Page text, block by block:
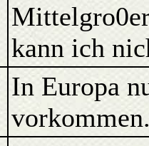
kann ich
In Europa